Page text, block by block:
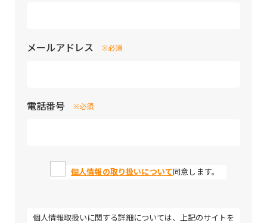
メールアドレス ※必須
電話番号 ※必須
個人情報の取り扱いについて 同意します。
個人情報取扱いに関する詳細については、上記のサイトを